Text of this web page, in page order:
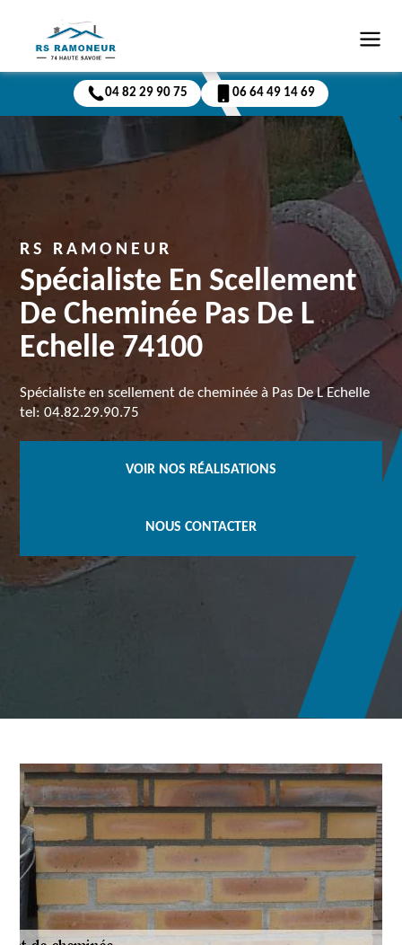
04 82 29 90 75 06 64 49 14 69
RS RAMONEUR
Spécialiste En Scellement
De Cheminée Pas De L
Echelle 74100
Spécialiste en scellement de cheminée à Pas De L Echelle
tel: 04.82.29.90.75
VOIR NOS RÉALISATIONS
NOUS CONTACTER